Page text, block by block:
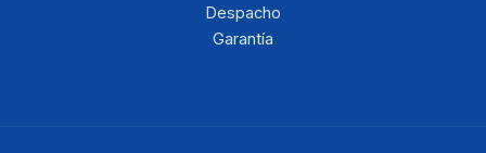
Despacho
Garantía